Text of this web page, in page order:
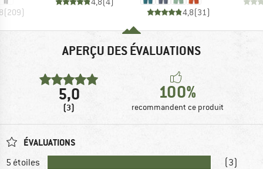
(209)
4,8(31 )
APERÇU DES ÉVALUATIONS
5,0
(3)
100%
recommandent ce produit
ÉVALUATIONS
5 étoiles
(3)